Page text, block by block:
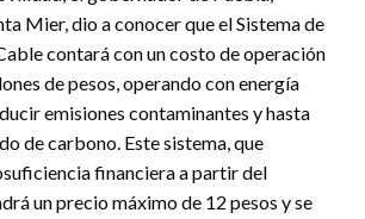
Mier, dio a conocer que el Sistema de
contará con un costo de operación
de pesos, operando con energía
emisiones contaminantes y hasta
de carbono. Este sistema, que
financiera a partir del
un precio máximo de 12 pesos y se